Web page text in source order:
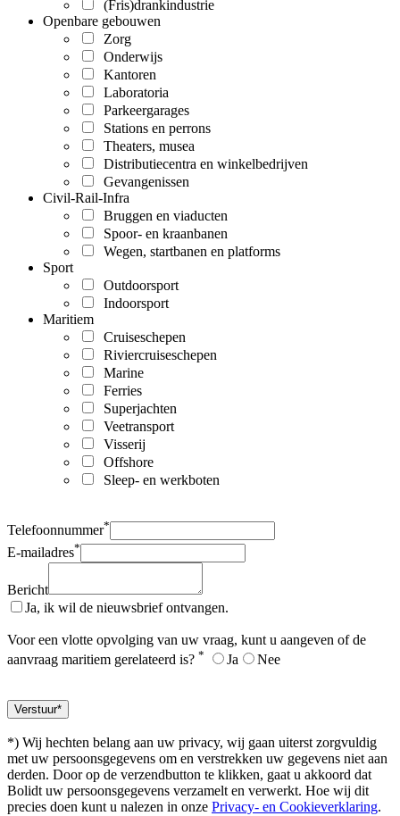
(Fris)drankindustrie
Openbare gebouwen
Zorg
Onderwijs
Kantoren
Laboratoria
Parkeergarages
Stations en perrons
Theaters, musea
Distributiecentra en winkelbedrijven
Gevangenissen
Civil-Rail-Infra
Bruggen en viaducten
Spoor- en kraanbanen
Wegen, startbanen en platforms
Sport
Outdoorsport
Indoorsport
Maritiem
Cruiseschepen
Riviercruiseschepen
Marine
Ferries
Superjachten
Veetransport
Visserij
Offshore
Sleep- en werkboten
Telefoonnummer*
E-mailadres*
Bericht
Ja, ik wil de nieuwsbrief ontvangen.
Voor een vlotte opvolging van uw vraag, kunt u aangeven of de
aanvraag maritiem gerelateerd is? * Ja Nee
*) Wij hechten belang aan uw privacy, wij gaan uiterst zorgvuldig
met uw persoonsgegevens om en verstrekken uw gegevens niet aan
derden. Door op de verzendbutton te klikken, gaat u akkoord dat
Bolidt uw persoonsgegevens verzamelt en verwerkt. Hoe wij dit
precies doen kunt u nalezen in onze Privacy- en Cookieverklaring.